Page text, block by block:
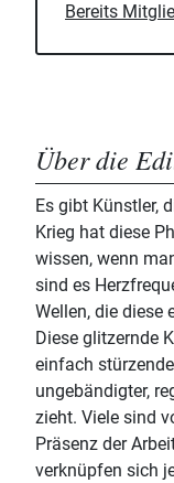
Bereits
Über die
Es gibt Künstler,
Krieg hat diese
wissen, wenn
sind es
Wellen, die diese
Diese glitzernde
einfach
ungebändigter,
zieht. Viele sind
Präsenz der
verknüpfen sich